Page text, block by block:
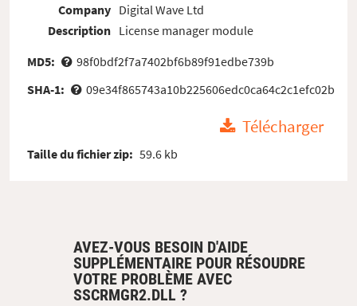
Company
Description
Digital Wave Ltd
License manager module
MD5:
98f0bdf2f7a7402bf6b89f91edbe739b
SHA-1:
09e34f865743a10b225606edc0ca64c2c1efc02b
Télécharger
Taille du fichier zip: 59.6 kb
AVEZ-VOUS BESOIN D'AIDE
SUPPLÉMENTAIRE POUR RÉSOUDRE
VOTRE PROBLÈME AVEC
SSCRMGR2.DLL ?